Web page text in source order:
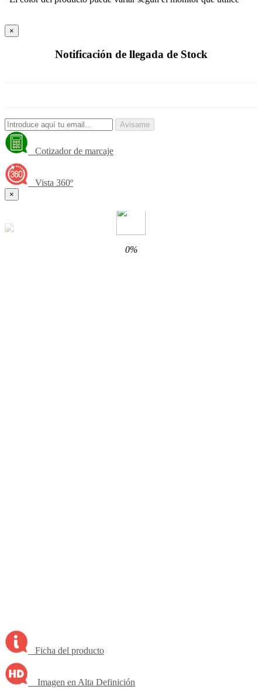
×
Notificación de llegada de Stock
Avisame
Cotizador de marcaje
Vista 360º
×
Ficha del producto
Imagen en Alta Definición